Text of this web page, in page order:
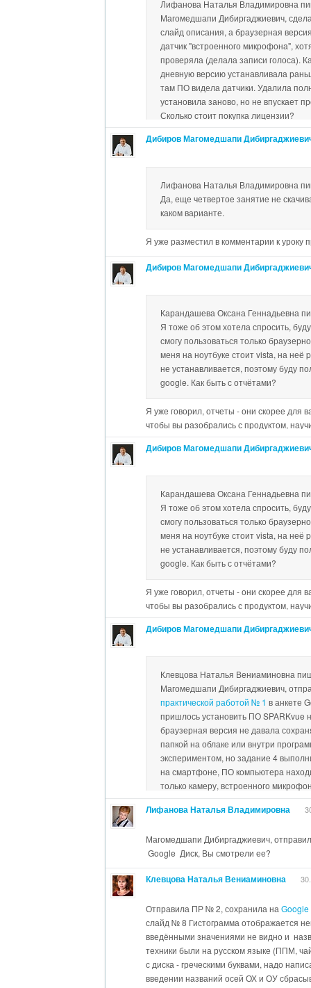
Лифанова Наталья Владимировна
Магомедшапи Дибиргаджиевич,
слайд описания, а браузерная
датчик "встроенного микрофона",
проверяла (делала записи голоса).
дневную версию устанавливала
там ПО видела датчики. Удалила
установила заново, но не впускает
Сколько стоит покупка лицензии?
Наталья Владимировна! По поводу
polymedia". Про то, что браузерная
упоминал еще на вебинаре. Просто
рекомендовалась как раз на случай
или iPad. Для получения реальных
работающей с датчиками (любыми)
идеальным решением является версия
Дибиров Магомедшапи
Лифанова Наталья Владимировна
Да, еще четвертое занятие не
каком варианте.
Я уже разместил в комментарии к уроку
Дибиров Магомедшапи
Карандашева Оксана Геннадьевна
Я тоже об этом хотела спросить,
смогу пользоваться только
меня на ноутбуке стоит vista, на неё
не устанавливается, поэтому буду
google. Как быть с отчётами?
Я уже говорил, отчеты - они скорее для
чтобы вы разобрались с продуктом,
изучите Занятие 5 - я там сделал
стандартному плану по поводу
Дибиров Магомедшапи
Карандашева Оксана Геннадьевна
Я тоже об этом хотела спросить,
смогу пользоваться только
меня на ноутбуке стоит vista, на неё
не устанавливается, поэтому буду
google. Как быть с отчётами?
Я уже говорил, отчеты - они скорее для
чтобы вы разобрались с продуктом,
изучите Занятие 5 - я там сделал
стандартному плану по поводу
Дибиров Магомедшапи
Клевцова Наталья Вениаминовна
Магомедшапи Дибиргаджиевич,
практической работой № 1 в анкете
пришлось установить ПО SPARKvue
браузерная версия не давала
папкой на облаке или внутри
экспериментом, но задание 4
на смартфоне, ПО компьютера
только камеру, встроенного
смартфоне невозможно сохранение
сценария в браузерной версии.
Лифанова Наталья Владимировна
Магомедшапи Дибиргаджиевич,
Google Диск, Вы смотрели ее?
Клевцова Наталья Вениаминовна
Отправила ПР № 2, сохранила на Google
слайд № 8 Гистограмма отображается
введёнными значениями не видно и
техники были на русском языке (ППМ,
с диска - греческими буквами, надо
введении названий осей ОХ и ОУ